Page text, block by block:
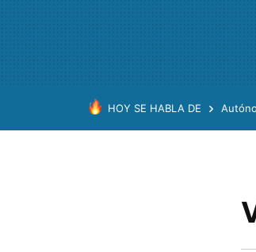
HOY SE HABLA DE